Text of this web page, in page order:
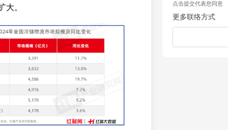
大。
点击提交代表您同意
更多联络方式